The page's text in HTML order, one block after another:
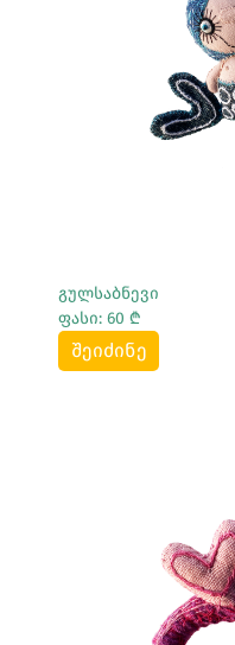
გულსაბნევი
ფასი: 60 ₾
შეიძინე